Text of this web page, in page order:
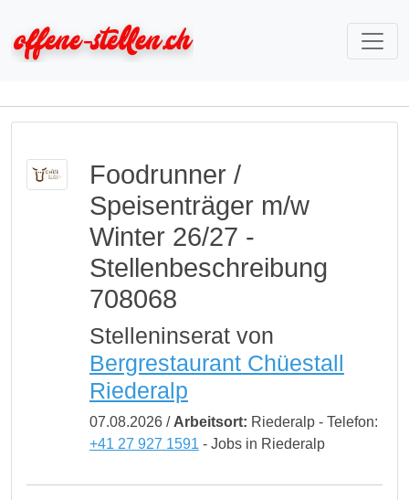
Foodrunner /
Speisenträger m/w
Winter 26/27 -
Stellenbeschreibung
708068
Stelleninserat von
Bergrestaurant Chüestall
Riederalp
07.08.2026 / Arbeitsort: Riederalp - Telefon:
+41 27 927 1591 - Jobs in Riederalp